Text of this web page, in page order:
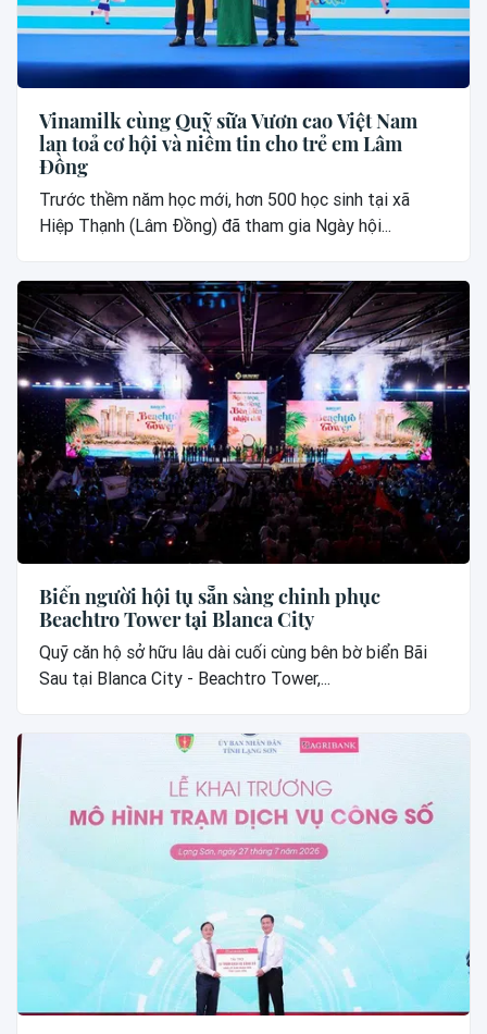
Vinamilk cùng Quỹ sữa Vươn cao Việt Nam
lan toả cơ hội và niềm tin cho trẻ em Lâm
Đồng
Trước thềm năm học mới, hơn 500 học sinh tại xã
Hiệp Thạnh (Lâm Đồng) đã tham gia Ngày hội...
Biển người hội tụ sẵn sàng chinh phục
Beachtro Tower tại Blanca City
Quỹ căn hộ sở hữu lâu dài cuối cùng bên bờ biển Bãi
Sau tại Blanca City - Beachtro Tower,...